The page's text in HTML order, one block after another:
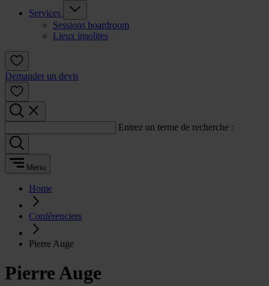
Services
Sessions boardroom
Lieux insolites
Demander un devis
Entrez un terme de recherche :
Menu
Home
Conférenciers
Pierre Auge
Pierre Auge